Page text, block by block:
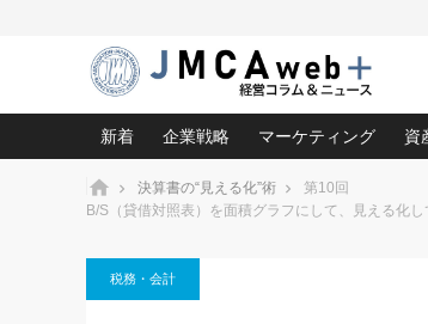
新着 企業戦略
利益を最大化する「業務改善」横
マーケティング 資
ホーム 決算書の“見える化”術
第10回
B/S（貸借対照表）を面積グラフにして、見える化し
税務・会計